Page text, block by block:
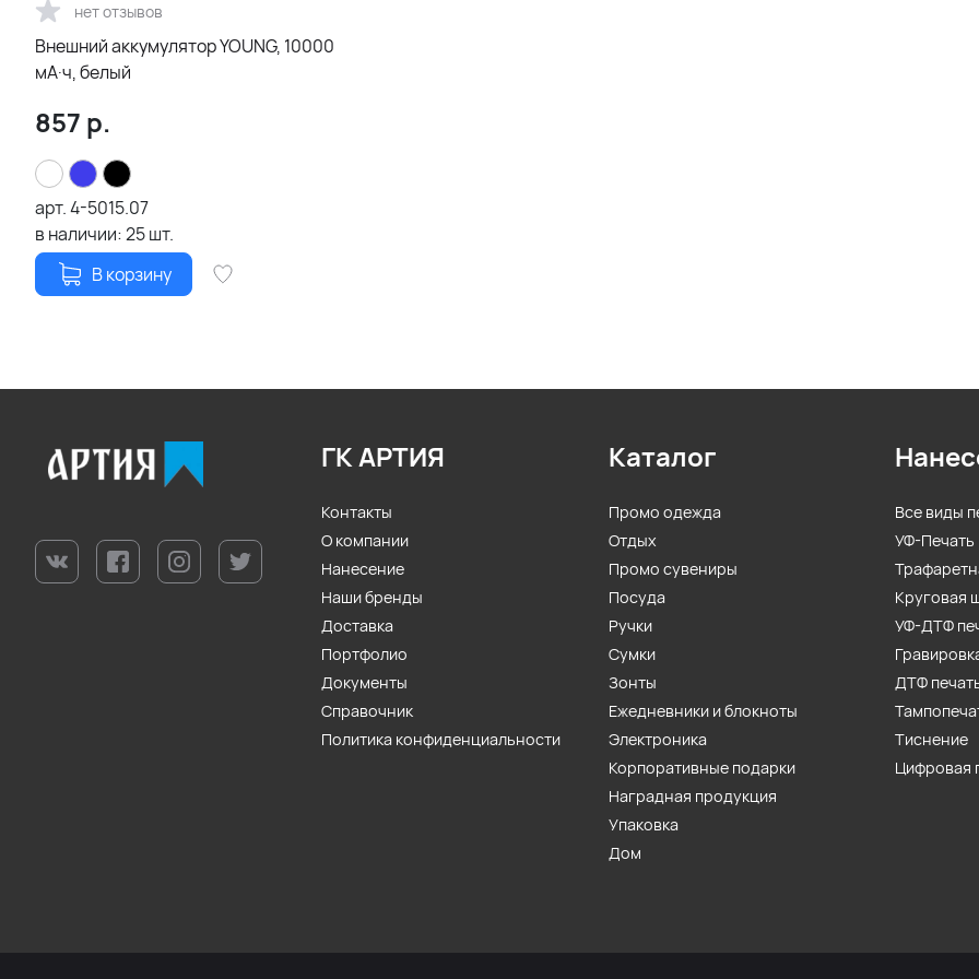
нет отзывов
Внешний аккумулятор YOUNG, 10000
мА·ч, белый
857 р.
арт.4-5015.07
в наличии:25шт.
В корзину
ГК АРТИЯ
Контакты
О компании
Нанесение
Наши бренды
Доставка
Портфолио
Документы
Справочник
Политика конфиденциальности
Каталог
Промо одежда
Отдых
Промо сувениры
Посуда
Ручки
Сумки
Зонты
Ежедневники и блокноты
Электроника
Корпоративные подарки
Наградная продукция
Упаковка
Дом
Все виды
УФ-Печать
Круговая
УФ-ДТФ
ДТФ
Тиснение
Цифровая